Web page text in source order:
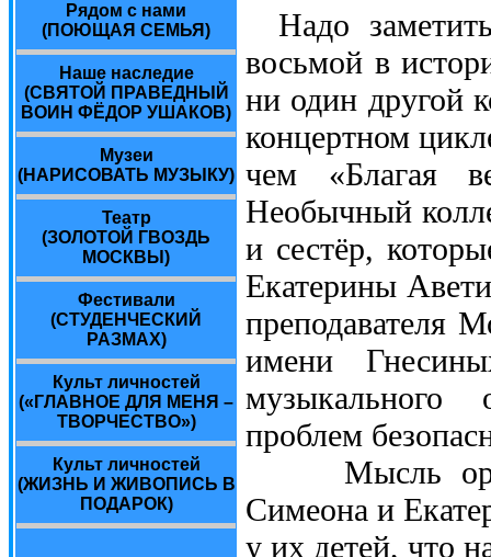
Рядом с нами
(ПОЮЩАЯ СЕМЬЯ)
Наше наследие
(СВЯТОЙ ПРАВЕДНЫЙ
ВОИН ФЁДОР УШАКОВ)
Музеи
(НАРИСОВАТЬ МУЗЫКУ)
Театр
(ЗОЛОТОЙ ГВОЗДЬ
МОСКВЫ)
Фестивали
(СТУДЕНЧЕСКИЙ
РАЗМАХ)
Культ личностей
(«ГЛАВНОЕ ДЛЯ МЕНЯ –
ТВОРЧЕСТВО»)
Культ личностей
(ЖИЗНЬ И ЖИВОПИСЬ В
ПОДАРОК)
Надо
восьмой в
ни один другой
концертном
чем «Благая
Необычный
и сестёр,
Екатерины
преподавателя
имени
проблем
Мысль
Симеона и
у их детей, что